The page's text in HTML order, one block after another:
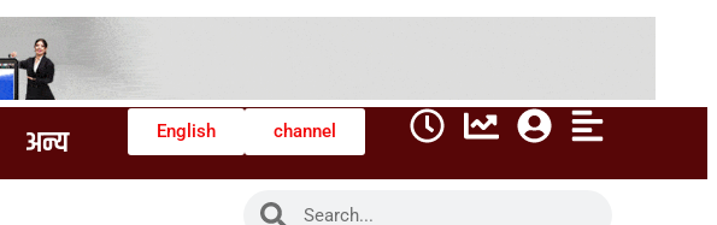
अन्य English channel